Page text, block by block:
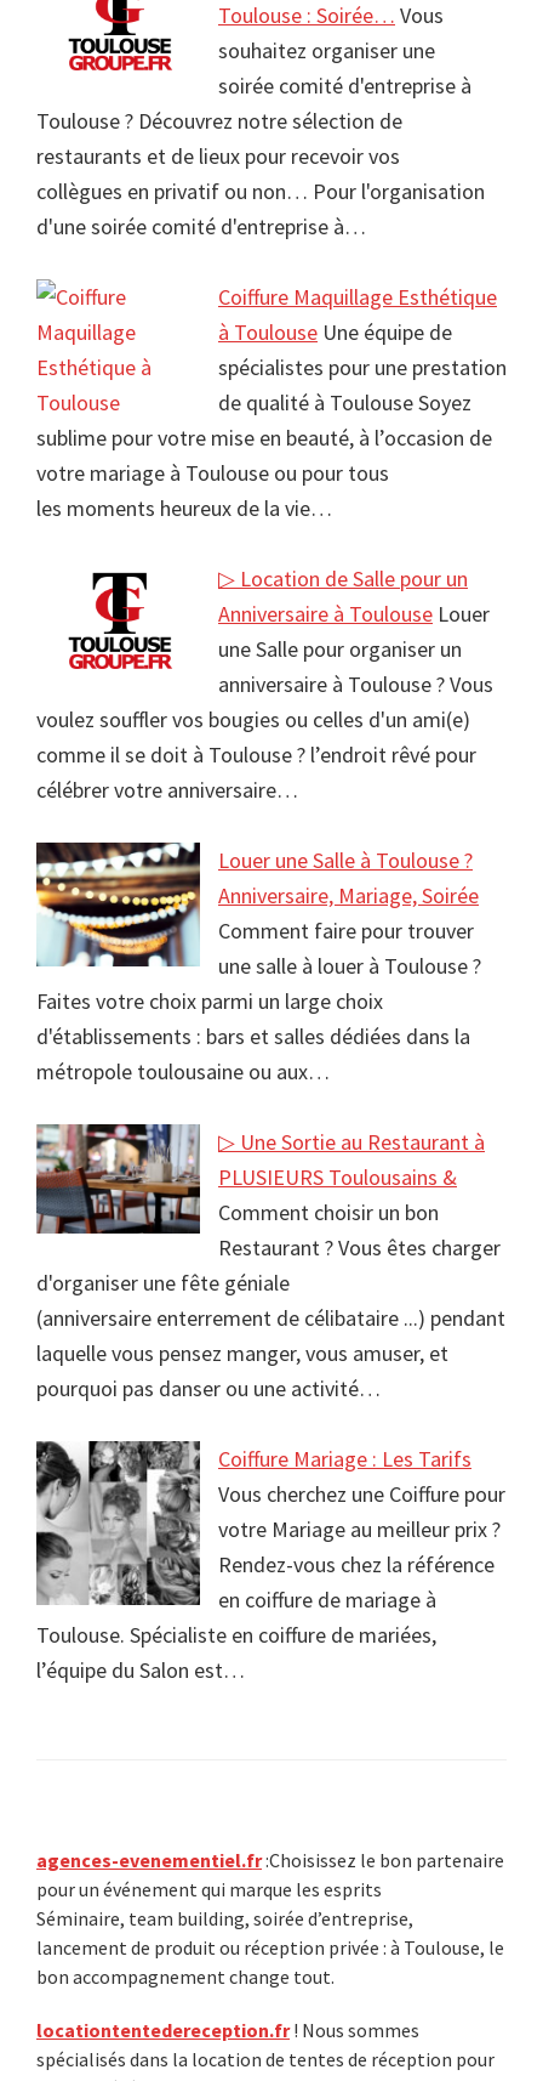
Toulouse : Soirée… Vous
souhaitez organiser une
soirée comité d'entreprise à
Toulouse ? Découvrez notre sélection de
restaurants et de lieux pour recevoir vos
collègues en privatif ou non… Pour l'organisation
d'une soirée comité d'entreprise à…
Coiffure Maquillage Esthétique
à Toulouse Une équipe de
spécialistes pour une prestation
de qualité à Toulouse Soyez
sublime pour votre mise en beauté, à l’occasion de
votre mariage à Toulouse ou pour tous
les moments heureux de la vie…
▷ Location de Salle pour un
Anniversaire à Toulouse Louer
une Salle pour organiser un
anniversaire à Toulouse ? Vous
voulez souffler vos bougies ou celles d'un ami(e)
comme il se doit à Toulouse ? l’endroit rêvé pour
célébrer votre anniversaire…
Louer une Salle à Toulouse ?
Anniversaire, Mariage, Soirée
Comment faire pour trouver
une salle à louer à Toulouse ?
Faites votre choix parmi un large choix
d'établissements : bars et salles dédiées dans la
métropole toulousaine ou aux…
▷ Une Sortie au Restaurant à
PLUSIEURS Toulousains &
Comment choisir un bon
Restaurant ? Vous êtes charger
d'organiser une fête géniale
(anniversaire enterrement de célibataire ...) pendant
laquelle vous pensez manger, vous amuser, et
pourquoi pas danser ou une activité…
Coiffure Mariage : Les Tarifs
Vous cherchez une Coiffure pour
votre Mariage au meilleur prix ?
Rendez-vous chez la référence
en coiffure de mariage à
Toulouse. Spécialiste en coiffure de mariées,
l’équipe du Salon est…
Primary
Sidebar
agences-evenementiel.fr:Choisissez le bon partenaire
pour un événement qui marque les esprits
Séminaire, team building, soirée d’entreprise,
lancement de produit ou réception privée : à Toulouse, le
bon accompagnement change tout.
locationtentedereception.fr! Nous sommes
spécialisés dans la location de tentes de réception pour